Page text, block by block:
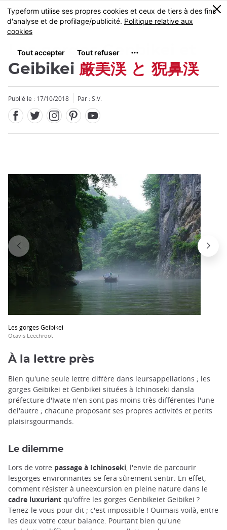
Skip
to
main
MENU
0
Les gorges Genbikei et
Geibikei 厳美渓 と 猊鼻渓
Publié le : 17/10/2018 Par : S.V.
Les gorges Geibikei
Ocavis Leechroot
Fermer
À la lettre près
Bien qu'une seule lettre diffère dans leursappellations ; les
gorges Geibikei et Genbikei situées à Ichinoseki dansla
préfecture d'Iwate n'en sont pas moins très différentes l'une
del'autre ; chacune proposant ses propres activités et petits
plaisirsgourmands.
Le dilemme
Lors de votre passage à Ichinoseki, l'envie de parcourir
lesgorges environnantes se fera sûrement sentir. En effet,
comment résister à uneexcursion en pleine nature dans le
cadre luxuriant qu'offre les gorges Genbikeiet Geibikei ?
Tenez-le vous pour dit ; c'est impossible ! Ouimais voilà, entre
les deux votre cœur balance. Pourtant bien qu'une